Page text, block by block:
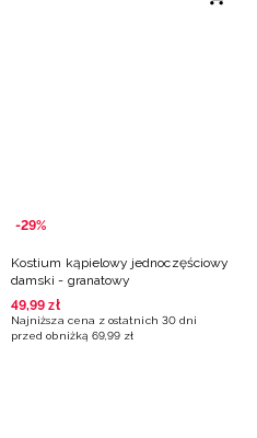
-29%
Kostium kąpielowy jednoczęściowy
damski - granatowy
49,99 zł
Najniższa cena z ostatnich 30 dni
przed obniżką 69,99 zł